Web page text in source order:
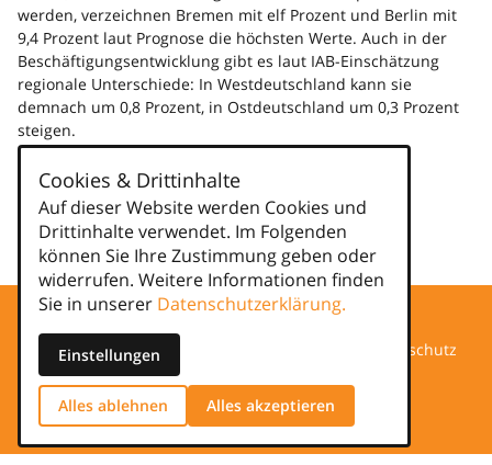
werden, verzeichnen Bremen mit elf Prozent und Berlin mit
9,4 Prozent laut Prognose die höchsten Werte. Auch in der
Beschäftigungsentwicklung gibt es laut IAB-Einschätzung
regionale Unterschiede: In Westdeutschland kann sie
demnach um 0,8 Prozent, in Ostdeutschland um 0,3 Prozent
steigen.
Kategorien
news
Datenschutz
Impressum
Cookies & Drittinhalte
Auf dieser Website werden Cookies und
Drittinhalte verwendet. Im Folgenden
können Sie Ihre Zustimmung geben oder
widerrufen. Weitere Informationen finden
Sie in unserer Datenschutzerklärung.
Einstellungen
Alles ablehnen Alles akzeptieren